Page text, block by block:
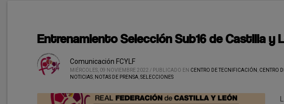
Entrenamiento Selección Sub16 de Castilla y
Comunicación FCYLF
MIÉRCOLES, 09 NOVIEMBRE 2022 / PUBLICADO EN CENTRO DE TECNIFICACIÓN CENTRO
NOTICIAS NOTAS DE PRENSA SELECCIONES